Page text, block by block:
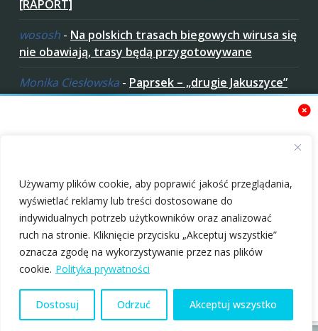
Używamy plików cookie, aby poprawić jakość przeglądania,
wyświetlać reklamy lub treści dostosowane do
indywidualnych potrzeb użytkowników oraz analizować
ruch na stronie. Kliknięcie przycisku „Akceptuj wszystkie”
oznacza zgodę na wykorzystywanie przez nas plików
cookie. Polityka prywatności
Dostosuj Odrzuć Akceptuj wszystko
Warunki na trasach
10 marca 2022
[RAPORT]
Redakcja
Warunki na trasach
[RAPORT]
Redakcja 24.02.2022
[RAPORT]
wososh - Na polskich trasach biegowych wirusa się
nie obawiają, trasy będą przygotowywane
Monika Ciesłowska - Paprsek – „drugie Jakuszyce”
w „czeskich Bieszczadach”
Copyright © 2010-2026 nabiegowkach.pl
O Nas Regulamin Patronaty
Polityka Prywatności
Kontakt